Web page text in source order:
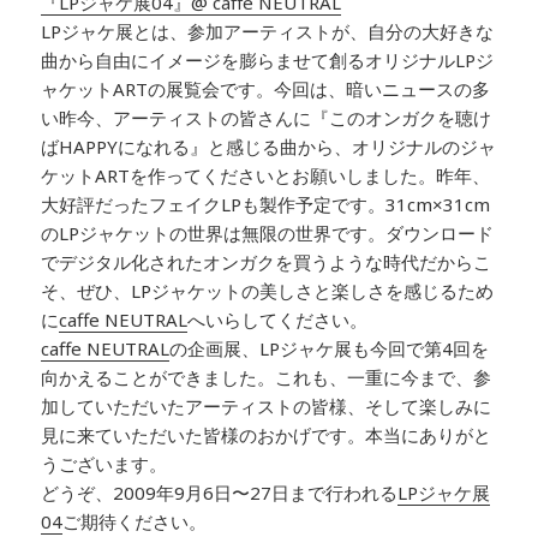
LPジャケ展とは、参加アーティストが、自分の大好きな
曲から自由にイメージを膨らませて創るオリジナルLPジ
ャケットARTの展覧会です。今回は、暗いニュースの多
い昨今、アーティストの皆さんに『このオンガクを聴け
ばHAPPYになれる』と感じる曲から、オリジナルのジャ
ケットARTを作ってくださいとお願いしました。昨年、
大好評だったフェイクLPも製作予定です。31cm×31cm
のLPジャケットの世界は無限の世界です。ダウンロード
でデジタル化されたオンガクを買うような時代だからこ
そ、ぜひ、LPジャケットの美しさと楽しさを感じるため
にcaffe NEUTRALへいらしてください。
caffe NEUTRALの企画展、LPジャケ展も今回で第4回を
向かえることができました。これも、一重に今まで、参
加していただいたアーティストの皆様、そして楽しみに
見に来ていただいた皆様のおかげです。本当にありがと
うございます。
どうぞ、2009年9月6日〜27日まで行われるLPジャケ展
04ご期待ください。